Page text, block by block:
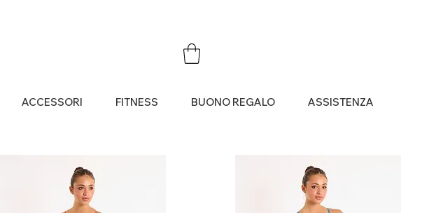
ACCESSORI FITNESS BUONO REGALO ASSISTENZA